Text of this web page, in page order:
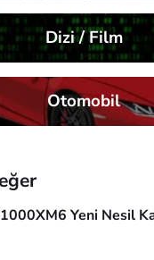
Dizi / Film
Otomobil
Yeni Nesil